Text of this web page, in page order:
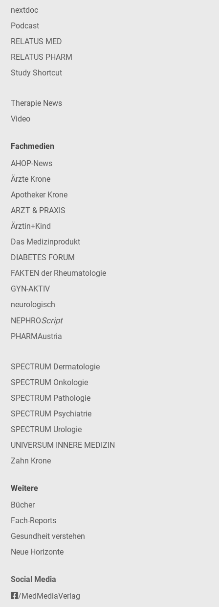
nextdoc
Podcast
RELATUS MED
RELATUS PHARM
Study Shortcut
Therapie News
Video
Fachmedien
AHOP-News
Ärzte Krone
Apotheker Krone
ARZT & PRAXIS
Ärztin+Kind
Das Medizinprodukt
DIABETES FORUM
FAKTEN der Rheumatologie
GYN-AKTIV
neurologisch
NEPHROScript
PHARMAustria
SPECTRUM Dermatologie
SPECTRUM Onkologie
SPECTRUM Pathologie
SPECTRUM Psychiatrie
SPECTRUM Urologie
UNIVERSUM INNERE MEDIZIN
Zahn Krone
Weitere
Bücher
Fach-Reports
Gesundheit verstehen
Neue Horizonte
Social Media
/MedMediaVerlag